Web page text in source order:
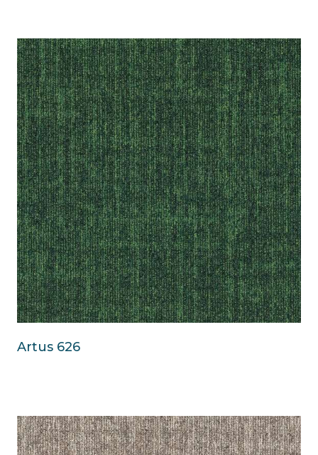
Artus 626